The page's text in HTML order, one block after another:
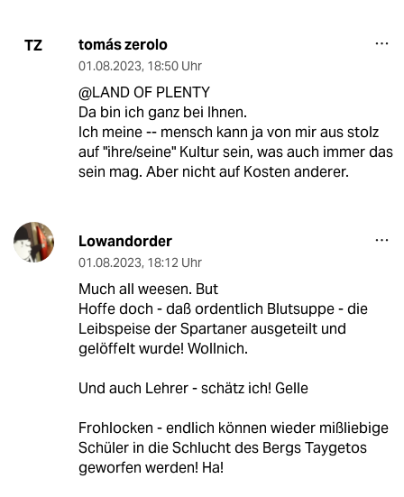
TZ tomás zerolo
01.08.2023, 18:50 Uhr
@LAND OF PLENTY
Da bin ich ganz bei Ihnen.
Ich meine -- mensch kann ja von mir aus stolz
auf "ihre/seine" Kultur sein, was auch immer das
sein mag. Aber nicht auf Kosten anderer.
Lowandorder
01.08.2023, 18:12 Uhr
Much all weesen. But
Hoffe doch - daß ordentlich Blutsuppe - die
Leibspeise der Spartaner ausgeteilt und
gelöffelt wurde! Wollnich.
Und auch Lehrer - schätz ich! Gelle
Frohlocken - endlich können wieder mißliebige
Schüler in die Schlucht des Bergs Taygetos
geworfen werden! Ha!